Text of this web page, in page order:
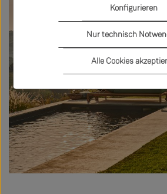
Nur technisch
Konfigurieren
Alle Cookies